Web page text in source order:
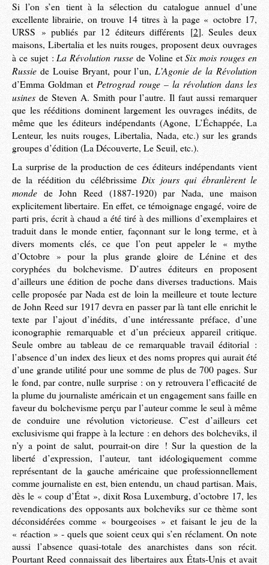
Si l’on s’en tient à la sélection du catalogue annuel d’une
excellente librairie, on trouve 14 titres à la page « octobre 17,
URSS » publiés par 12 éditeurs différents [2]. Seules deux
maisons, Libertalia et les nuits rouges, proposent deux ouvrages
à ce sujet :La Révolution russede Voline etSix mois rouges en
Russie de Louise Bryant, pour l’un,L’Agonie de la Révolution
d’Emma Goldman et Petrograd rouge – la révolution dans les
usines de Steven A. Smith pour l’autre. Il faut aussi remarquer
que les rééditions dominent largement les ouvrages inédits, de
même que les éditeurs indépendants (Agone, L’Échappée, La
Lenteur, les nuits rouges, Libertalia, Nada, etc.) sur les grands
groupes d’édition (La Découverte, Le Seuil, etc.).
La surprise de la production de ces éditeurs indépendants vient
de la réédition du célébrissimeDix jours qui ébranlèrent le
monde de John Reed (1887-1920) par Nada, une maison
explicitement libertaire. En effet, ce témoignage engagé, voire de
parti pris, écrit à chaud a été tiré à des millions d’exemplaires et
traduit dans le monde entier, façonnant sur le long terme, et à
divers moments clés, ce que l’on peut appeler le « mythe
d’Octobre » pour la plus grande gloire de Lénine et des
coryphées du bolchevisme. D’autres éditeurs en proposent
d’ailleurs une édition de poche dans diverses traductions. Mais
celle proposée par Nada est de loin la meilleure et toute lecture
de John Reed sur 1917 devra en passer par là tant elle enrichit le
texte par l’ajout d’inédits, d’une intéressante préface, d’une
iconographie remarquable et d’un précieux appareil critique.
Seule ombre au tableau de ce remarquable travail éditorial :
l’absence d’un index des lieux et des noms propres qui aurait été
d’une grande utilité pour une somme de plus de 700 pages. Sur
le fond, par contre, nulle surprise : on y retrouvera l’efficacité de
la plume du journaliste américain et un engagement sans faille en
faveur du bolchevisme perçu par l’auteur comme le seul à même
de conduire une révolution victorieuse. C’est d’ailleurs cet
exclusivisme qui frappe à la lecture : en dehors des bolcheviks, il
n’y a point de salut, pourrait-on dire ! Sur la question de la
liberté d’expression, l’auteur, tant idéologiquement comme
représentant de la gauche américaine que professionnellement
comme journaliste en est, bien entendu, un chaud partisan. Mais,
dès le « coup d’État », dixit Rosa Luxemburg, d’octobre 17, les
revendications des opposants aux bolcheviks sur ce thème sont
déconsidérées comme « bourgeoises » et faisant le jeu de la
« réaction » - quels que soient ceux qui s’en réclament. On note
aussi l’absence quasi-totale des anarchistes dans son récit.
Pourtant Reed connaissait des libertaires aux États-Unis et avait